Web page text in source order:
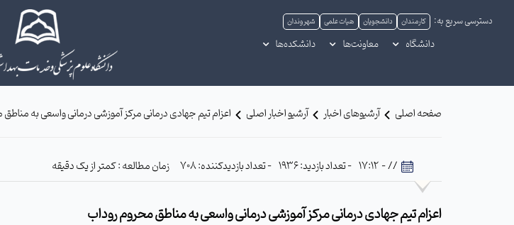
دسترسی سریع به: کارمندان دانشجویان هیات علمی شهروندان
دانشگاه معاونت‌ها دانشکده‌ها
صفحه اصلی آرشیوهای اخبار آرشیو اخبار اصلی اعزام تیم جهادی درمانی مرکز آموزشی درمانی واسعی به
// - 17:12 - تعداد بازدید: 1936 - تعداد بازدیدکننده: 708 زمان مطالعه : کمتر از یک دقیقه
اعزام تیم جهادی درمانی مرکز آموزشی درمانی واسعی به مناطق محروم روداب